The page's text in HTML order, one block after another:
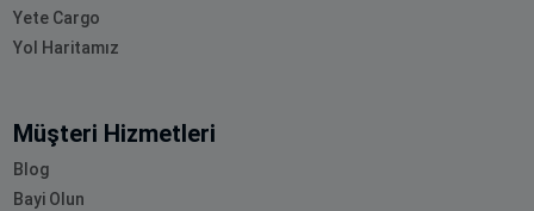
Yete Cargo
Yol Haritamız
Müşteri Hizmetleri
Blog
Bayi Olun